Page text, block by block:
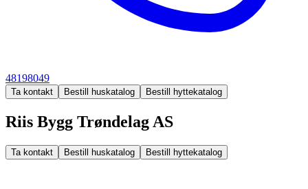
48198049
Ta kontakt Bestill huskatalog Bestill hyttekatalog
Riis Bygg Trøndelag AS
Ta kontakt Bestill huskatalog Bestill hyttekatalog